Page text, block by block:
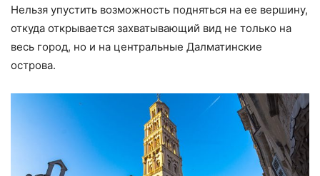
Нельзя упустить возможность подняться на ее вершину,
откуда открывается захватывающий вид не только на
весь город, но и на центральные Далматинские
острова.